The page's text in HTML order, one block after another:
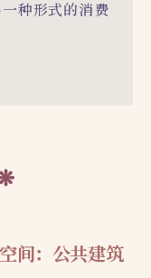
种形式的消费
间：公共建筑